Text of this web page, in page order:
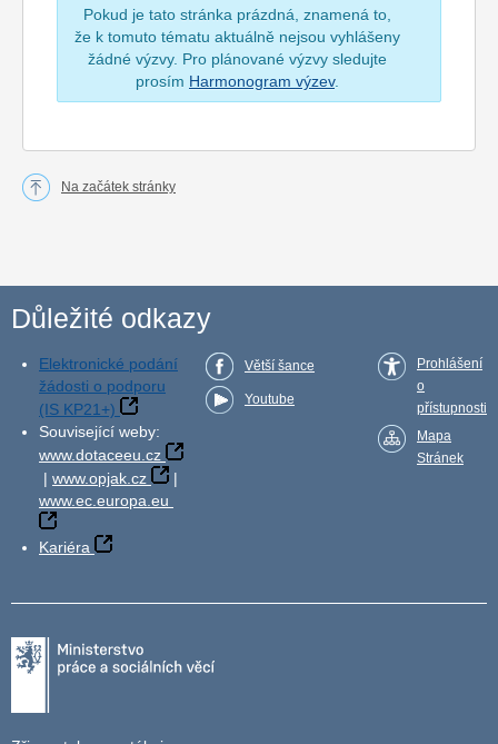
Pokud je tato stránka prázdná, znamená to,
že k tomuto tématu aktuálně nejsou vyhlášeny
žádné výzvy. Pro plánované výzvy sledujte
prosím Harmonogram výzev.
Na začátek stránky
Důležité odkazy
Elektronické podání
žádosti o podporu
(IS KP21+)
Související weby:
www.dotaceeu.cz
| www.opjak.cz
|
www.ec.europa.eu
Kariéra
Větší šance
Youtube
Prohlášení
o
přístupnosti
Mapa
Stránek